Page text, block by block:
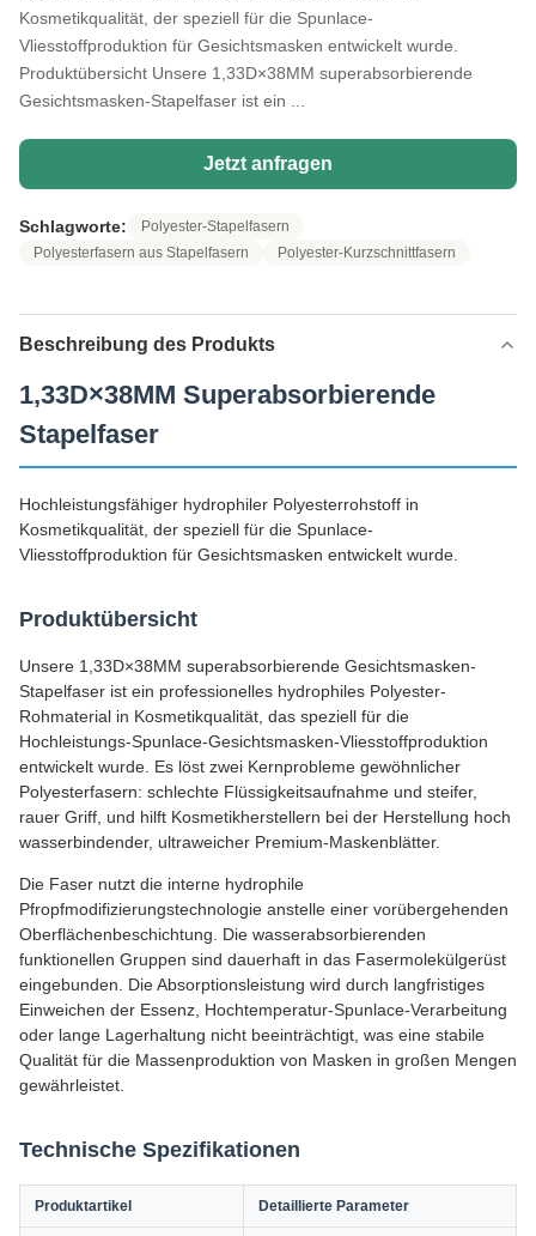
Kosmetikqualität, der speziell für die Spunlace-
Vliesstoffproduktion für Gesichtsmasken entwickelt wurde.
Produktübersicht Unsere 1,33D×38MM superabsorbierende
Gesichtsmasken-Stapelfaser ist ein ...
Jetzt anfragen
Schlagworte:
Polyester-Stapelfasern
Polyesterfasern aus Stapelfasern
Polyester-Kurzschnittfasern
Beschreibung des Produkts
1,33D×38MM Superabsorbierende
Stapelfaser
Hochleistungsfähiger hydrophiler Polyesterrohstoff in
Kosmetikqualität, der speziell für die Spunlace-
Vliesstoffproduktion für Gesichtsmasken entwickelt wurde.
Produktübersicht
Unsere 1,33D×38MM superabsorbierende Gesichtsmasken-
Stapelfaser ist ein professionelles hydrophiles Polyester-
Rohmaterial in Kosmetikqualität, das speziell für die
Hochleistungs-Spunlace-Gesichtsmasken-Vliesstoffproduktion
entwickelt wurde. Es löst zwei Kernprobleme gewöhnlicher
Polyesterfasern: schlechte Flüssigkeitsaufnahme und steifer,
rauer Griff, und hilft Kosmetikherstellern bei der Herstellung hoch
wasserbindender, ultraweicher Premium-Maskenblätter.
Die Faser nutzt die interne hydrophile
Pfropfmodifizierungstechnologie anstelle einer vorübergehenden
Oberflächenbeschichtung. Die wasserabsorbierenden
funktionellen Gruppen sind dauerhaft in das Fasermolekülgerüst
eingebunden. Die Absorptionsleistung wird durch langfristiges
Einweichen der Essenz, Hochtemperatur-Spunlace-Verarbeitung
oder lange Lagerhaltung nicht beeinträchtigt, was eine stabile
Qualität für die Massenproduktion von Masken in großen Mengen
gewährleistet.
Technische Spezifikationen
Produktartikel Detaillierte Parameter